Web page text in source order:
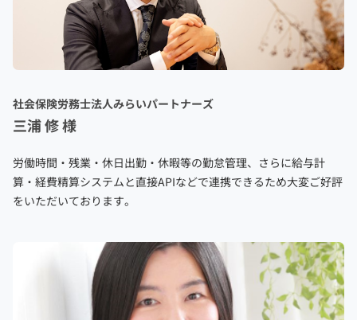
社会保険労務士法人みらいパートナーズ
三浦 修 様
労働時間・残業・休日出勤・休暇等の勤怠管理、さらに給与計
算・経費精算システムと直接APIなどで連携できるため大変ご好評
をいただいております。